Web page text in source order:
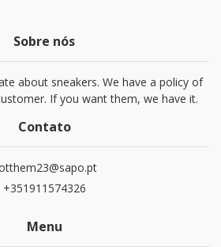
Sobre nós
about sneakers. We have a policy of
If you want them, we have it.
Contato
+351911574326
Menu